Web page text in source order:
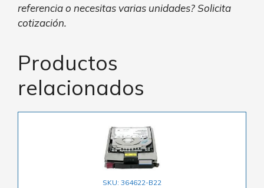
referencia o necesitas varias unidades? Solicita
cotización.
Productos
relacionados
SKU: 364622-B22